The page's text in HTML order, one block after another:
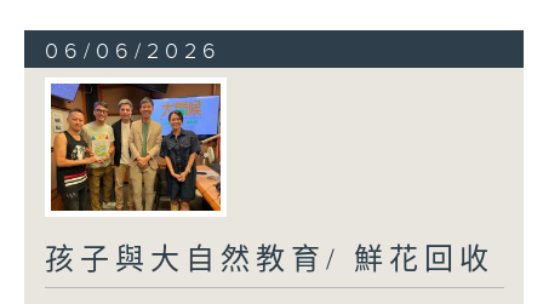
06/06/2026
孩子與大自然教育/ 鮮花回收